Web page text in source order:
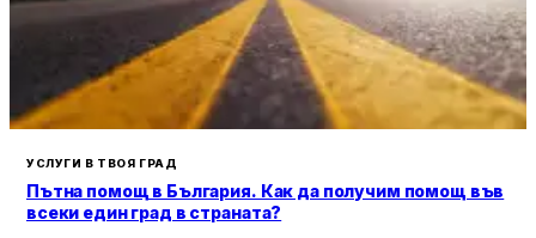
УСЛУГИ В ТВОЯ ГРАД
Пътна помощ в България. Как да получим помощ във
всеки един град в страната?